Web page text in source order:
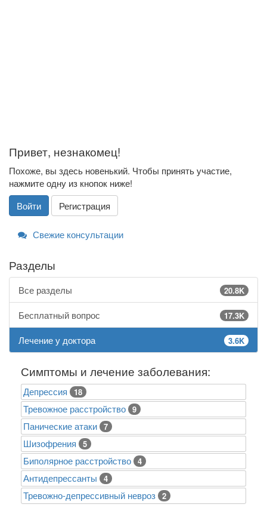
Привет, незнакомец!
Похоже, вы здесь новенький. Чтобы принять участие,
нажмите одну из кнопок ниже!
Войти
Регистрация
Свежие консультации
Разделы
Все разделы 20.8K
Бесплатный вопрос 17.3K
Лечение у доктора 3.6K
Симптомы и лечение заболевания:
Депрессия 18
Тревожное расстройство 9
Панические атаки 7
Шизофрения 5
Биполярное расстройство 4
Антидепрессанты 4
Тревожно-депрессивный невроз 2